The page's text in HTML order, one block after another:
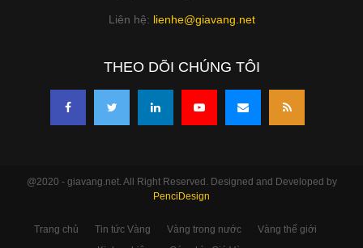
Liên hệ: lienhe@giavang.net
THEO DÕI CHÚNG TÔI
@2020 - giavang.net. All Right Reserved. Designed and Developed by
PenciDesign
Trang chủ Tin tức Vàng Vàng trong nước
Vàng thế giới